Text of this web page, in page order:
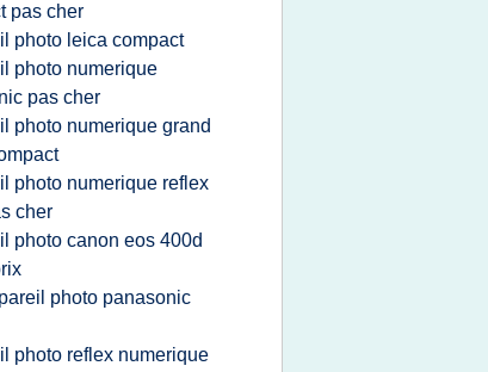
pas cher
photo leica compact
photo numerique
pas cher
photo numerique grand
photo numerique reflex
cher
photo canon eos 400d
photo panasonic
photo reflex numerique